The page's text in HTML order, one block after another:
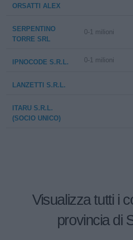
ORSATTI ALEX
SERPENTINO
TORRE SRL
0-1 milioni
IPNOCODE S.R.L. 0-1 milioni
LANZETTI S.R.L.
ITARU S.R.L.
(SOCIO UNICO)
Visualizza tutti i
provincia di